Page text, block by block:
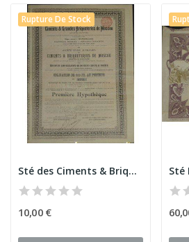
Rupture De Stock
Sté des Ciments & Briqueteries de Moscou
10,00 €